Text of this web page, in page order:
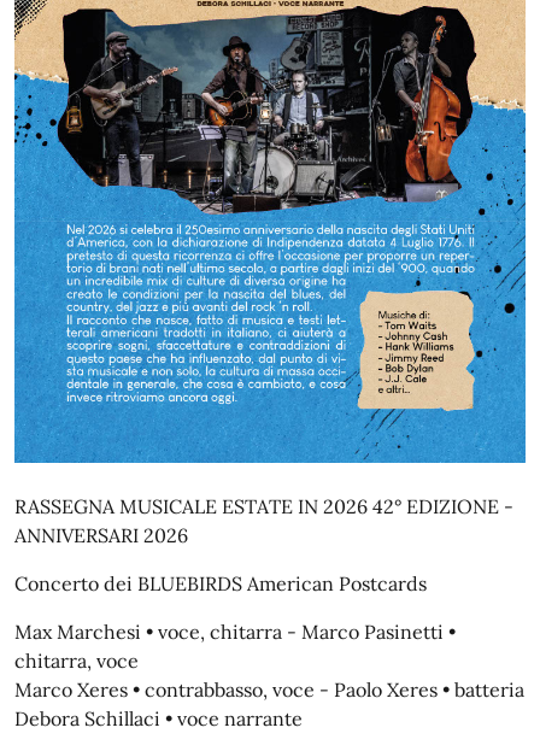
RASSEGNA MUSICALE ESTATE IN 2026 42° EDIZIONE -
ANNIVERSARI 2026
Concerto dei BLUEBIRDS American Postcards
Max Marchesi • voce, chitarra - Marco Pasinetti •
chitarra, voce
Marco Xeres • contrabbasso, voce - Paolo Xeres • batteria
Debora Schillaci • voce narrante